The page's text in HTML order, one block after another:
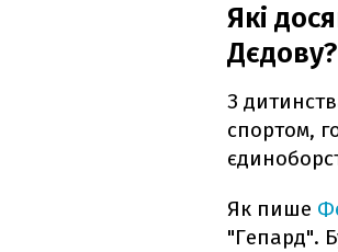
Які
Дєдову?
З
спортом,
Як пише
"Гепард".